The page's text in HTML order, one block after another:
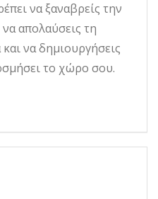
να ξαναβρείς την
απολαύσεις τη
να δημιουργήσεις
το χώρο σου.